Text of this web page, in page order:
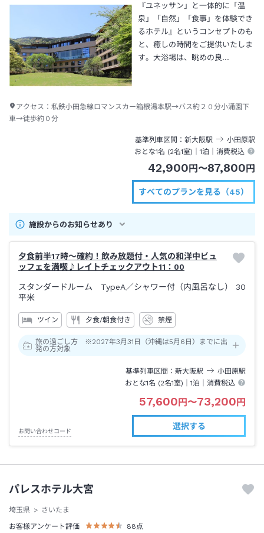
『ユネッサン」と一体的に「温
泉」「自然」「食事」を体験でき
るホテル』というコンセプトのも
と、癒しの時間をご提供いたしま
す。大浴場は、眺めの良…
アクセス： 私鉄小田急線ロマンスカー箱根湯本駅→バス約２０分小涌園下
車→徒歩約０分
基準列車区間 新大阪駅 小田原駅
おとな1名 (2名1室)｜1泊 ｜消費税込
42,900 円 〜87,800 円
すべてのプランを見る（45）
施設からのお知らせあり
夕食前半17時～確約！飲み放題付・人気の和洋中ビュ
ッフェを満喫♪レイトチェックアウト11：00
スタンダードルーム TypeA／シャワー付（内風呂なし） 30
平米
ツイン 夕食/朝食付き 禁煙
旅の過ごし方 ※2027年3月31日（沖縄は5月6日）までに出
発の方対象
基準列車区間 新大阪駅 小田原駅
おとな1名 (2名1室)｜1泊 ｜消費税込
57,600 円 〜73,200 円
お問い合わせコード
選択する
パレスホテル大宮
埼玉県
さいたま
お客様アンケート評価
88 点